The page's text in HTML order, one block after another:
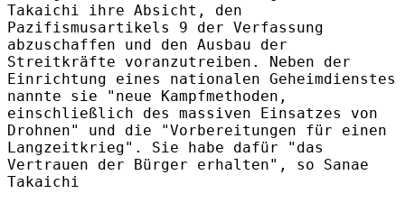
Takaichi ihre Absicht, den
Pazifismusartikels 9 der Verfassung
abzuschaffen und den Ausbau der
Streitkräfte voranzutreiben. Neben der
Einrichtung eines nationalen Geheimdienstes
nannte sie "neue Kampfmethoden,
einschließlich des massiven Einsatzes von
Drohnen" und die "Vorbereitungen für einen
Langzeitkrieg". Sie habe dafür "das
Vertrauen der Bürger erhalten", so Sanae
Takaichi